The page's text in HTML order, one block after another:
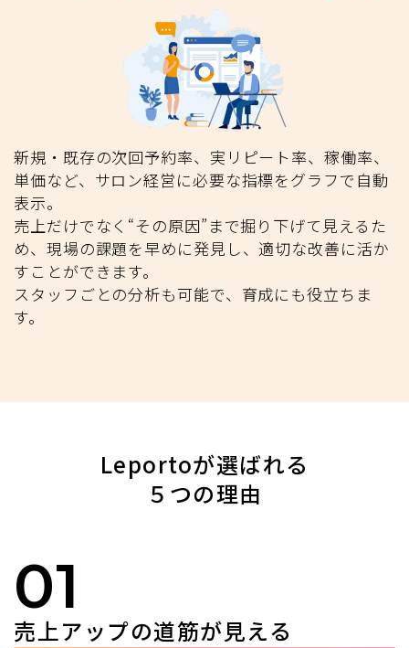
新規・既存の次回予約率、実リピート率、稼働率、
単価など、サロン経営に必要な指標をグラフで自動
表示。
売上だけでなく“その原因”まで掘り下げて見えるた
め、現場の課題を早めに発見し、適切な改善に活か
すことができます。
スタッフごとの分析も可能で、育成にも役立ちま
す。
Leportoが選ばれる
５つの理由
01
売上アップの道筋が見える